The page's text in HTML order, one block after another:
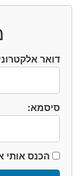
דואר
סיסמא:
הכנס